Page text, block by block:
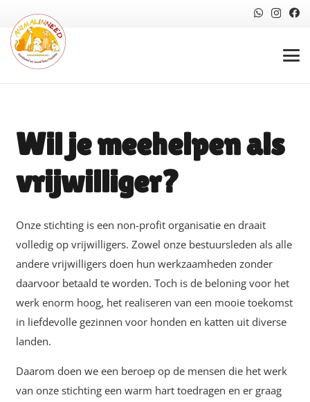
Wil je meehelpen als
vrijwilliger?
Onze stichting is een non-profit organisatie en draait
volledig op vrijwilligers. Zowel onze bestuursleden als alle
andere vrijwilligers doen hun werkzaamheden zonder
daarvoor betaald te worden. Toch is de beloning voor het
werk enorm hoog, het realiseren van een mooie toekomst
in liefdevolle gezinnen voor honden en katten uit diverse
landen.
Daarom doen we een beroep op de mensen die het werk
van onze stichting een warm hart toedragen en er graag